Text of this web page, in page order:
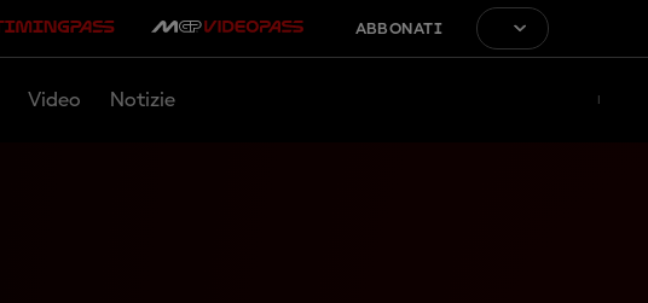
ABBONATI
Video Notizie